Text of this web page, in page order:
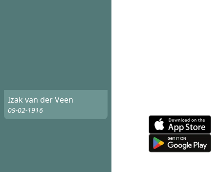
Izak van der Veen
09-02-1916